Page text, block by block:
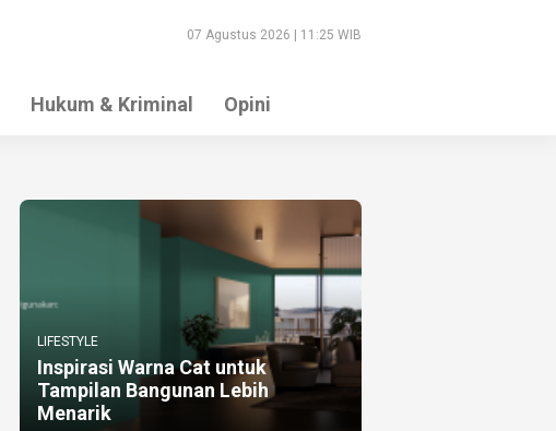
07 Agustus 2026 | 11:25 WIB
Hukum & Kriminal Opini
LIFESTYLE
Inspirasi Warna Cat untuk
Tampilan Bangunan Lebih
Menarik